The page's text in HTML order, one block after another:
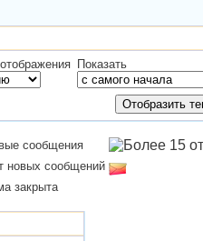
Показать
сообщения
новых сообщений
закрыта